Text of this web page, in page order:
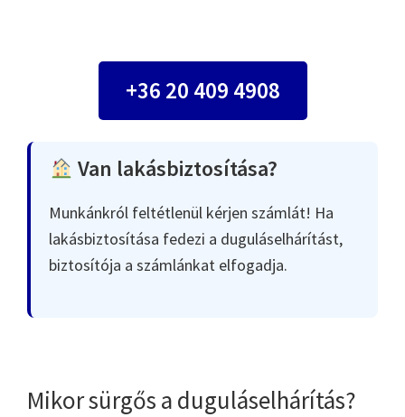
+36 20 409 4908
Van lakásbiztosítása?
Munkánkról feltétlenül kérjen számlát! Ha
lakásbiztosítása fedezi a duguláselhárítást,
biztosítója a számlánkat elfogadja.
Mikor sürgős a duguláselhárítás?